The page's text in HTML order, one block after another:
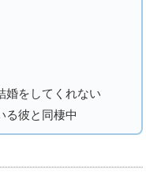
婚をしてくれない
る彼と同棲中